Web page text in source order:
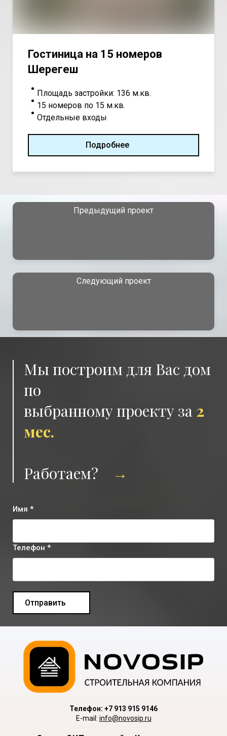
Гостиница на 15 номеров
Шерегеш
Площадь застройки: 136 м.кв.
15 номеров по 15 м.кв.
Отдельные входы
Подробнее
Предыдущий проект
Следующий проект
Мы построим для Вас дом
по
выбранному проекту за 2
мес.
Работаем? →
Имя *
Телефон *
Отправить
Телефон: +7 913 915 9146
E-mail: info@novosip.ru